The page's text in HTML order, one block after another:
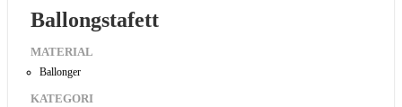
Ballongstafett
MATERIAL
Ballonger
KATEGORI